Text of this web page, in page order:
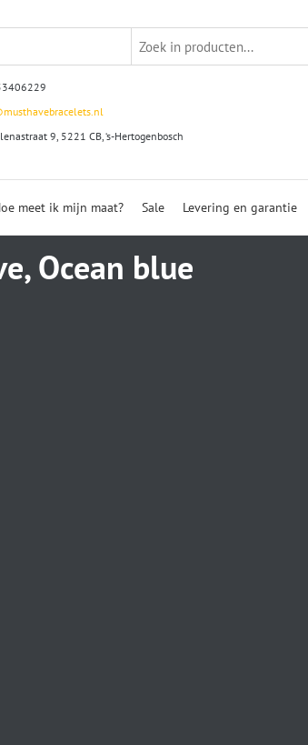
9, 5221 CB, ‘s-Hertogenbosch
meet ik mijn maat? Sale Levering en garantie
Ocean blue